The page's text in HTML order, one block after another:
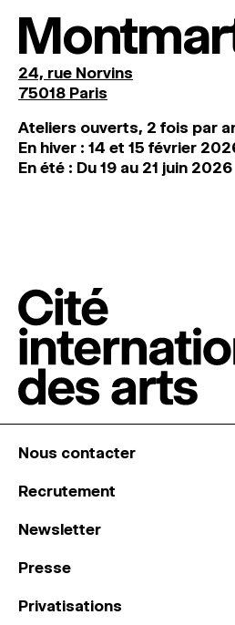
24, rue Norvins
75018 Paris
Ateliers ouverts, 2 fois par
En hiver : 14 et 15 février
En été : Du 19 au 21 juin 2026
Nous contacter
Recrutement
Newsletter
Presse
Privatisations